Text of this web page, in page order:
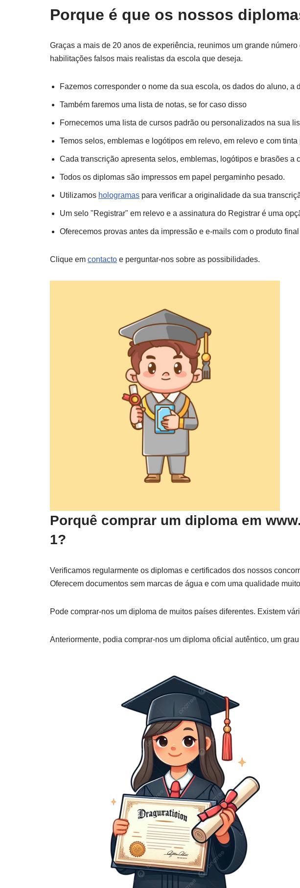
Porque é que os nossos
Graças a mais de 20 anos de experiência, reunimos um grande
habilitações falsos mais realistas da escola que deseja.
Fazemos corresponder o nome da sua escola, os dados do aluno,
Também faremos uma lista de notas, se for caso disso
Fornecemos uma lista de cursos padrão ou personalizados na sua
Temos selos, emblemas e logótipos em relevo, em relevo e com
Cada transcrição apresenta selos, emblemas, logótipos e brasões a
Todos os diplomas são impressos em papel pergaminho pesado.
Utilizamos hologramas para verificar a originalidade da sua
Um selo "Registrar" em relevo e a assinatura do Registrar é uma
Oferecemos provas antes da impressão e e-mails com o produto
Clique em contacto e perguntar-nos sobre as possibilidades.
Porquê comprar um diploma em
1?
Verificamos regularmente os diplomas e certificados dos nossos
Oferecem documentos sem marcas de água e com uma qualidade
Pode comprar-nos um diploma de muitos países diferentes. Existem
Anteriormente, podia comprar-nos um diploma oficial autêntico, um